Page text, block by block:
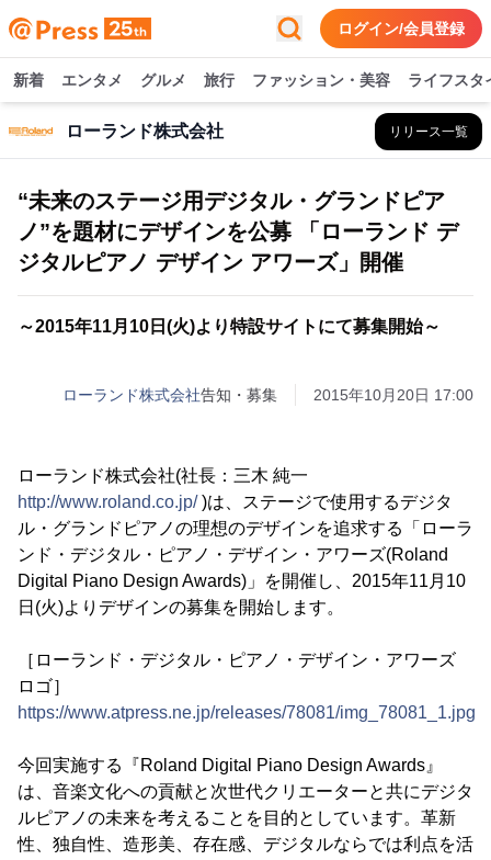
ログイン/会員登録
新着 エンタメ グルメ 旅行 ファッション・美容 ライフスタ
ローランド株式会社 リリース一覧
“未来のステージ用デジタル・グランドピア
ノ”を題材にデザインを公募 「ローランド デ
ジタルピアノ デザイン アワーズ」開催
～2015年11月10日(火)より特設サイトにて募集開始～
ローランド株式会社告知・募集 2015年10月20日 17:00
ローランド株式会社(社長：三木 純一
http://www.roland.co.jp/)は、ステージで使用するデジタ
ル・グランドピアノの理想のデザインを追求する「ローラ
ンド・デジタル・ピアノ・デザイン・アワーズ(Roland
Digital Piano Design Awards)」を開催し、2015年11月10
日(火)よりデザインの募集を開始します。
［ローランド・デジタル・ピアノ・デザイン・アワーズ
ロゴ］
https://www.atpress.ne.jp/releases/78081/img_78081_1.jpg
今回実施する『Roland Digital Piano Design Awards』
は、音楽文化への貢献と次世代クリエーターと共にデジタ
ルピアノの未来を考えることを目的としています。革新
性、独自性、造形美、存在感、デジタルならでは利点を活